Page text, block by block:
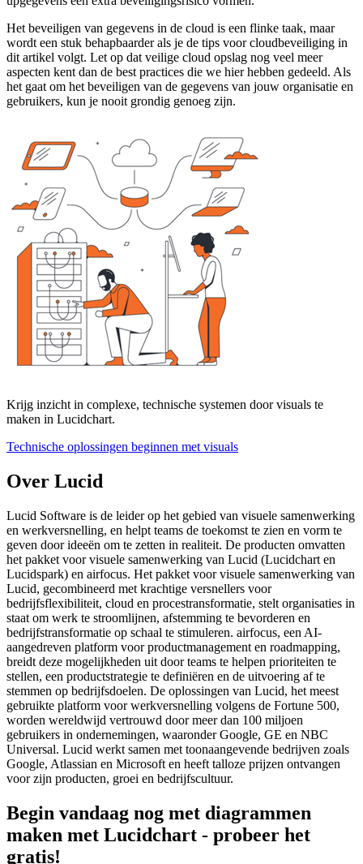
Het beveiligen van gegevens in de cloud is een flinke taak, maar
wordt een stuk behapbaarder als je de tips voor cloudbeveiliging in
dit artikel volgt. Let op dat veilige cloud opslag nog veel meer
aspecten kent dan de best practices die we hier hebben gedeeld. Als
het gaat om het beveiligen van de gegevens van jouw organisatie en
gebruikers, kun je nooit grondig genoeg zijn.
Krijg inzicht in complexe, technische systemen door visuals te
maken in Lucidchart.
Technische oplossingen beginnen met visuals
Over Lucid
Lucid Software is de leider op het gebied van visuele samenwerking
en werkversnelling, en helpt teams de toekomst te zien en vorm te
geven door ideeën om te zetten in realiteit. De producten omvatten
het pakket voor visuele samenwerking van Lucid (Lucidchart en
Lucidspark) en airfocus. Het pakket voor visuele samenwerking van
Lucid, gecombineerd met krachtige versnellers voor
bedrijfsflexibiliteit, cloud en procestransformatie, stelt organisaties in
staat om werk te stroomlijnen, afstemming te bevorderen en
bedrijfstransformatie op schaal te stimuleren. airfocus, een AI-
aangedreven platform voor productmanagement en roadmapping,
breidt deze mogelijkheden uit door teams te helpen prioriteiten te
stellen, een productstrategie te definiëren en de uitvoering af te
stemmen op bedrijfsdoelen. De oplossingen van Lucid, het meest
gebruikte platform voor werkversnelling volgens de Fortune 500,
worden wereldwijd vertrouwd door meer dan 100 miljoen
gebruikers in ondernemingen, waaronder Google, GE en NBC
Universal. Lucid werkt samen met toonaangevende bedrijven zoals
Google, Atlassian en Microsoft en heeft talloze prijzen ontvangen
voor zijn producten, groei en bedrijfscultuur.
Begin vandaag nog met diagrammen
maken met Lucidchart - probeer het
gratis!